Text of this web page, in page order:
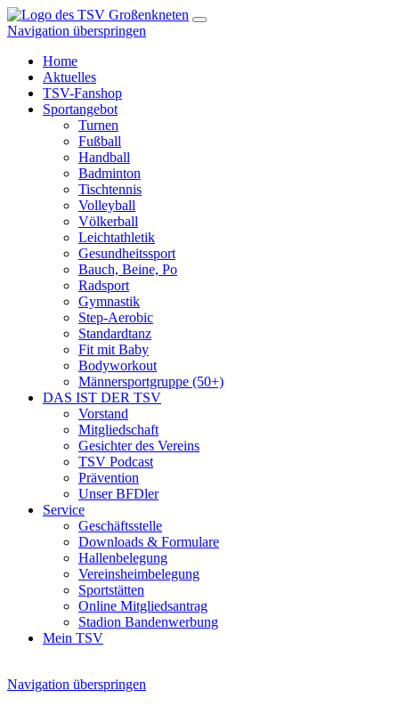
Navigation überspringen
Home
Aktuelles
TSV-Fanshop
Sportangebot
Turnen
Fußball
Handball
Badminton
Tischtennis
Volleyball
Völkerball
Leichtathletik
Gesundheitssport
Bauch, Beine, Po
Radsport
Gymnastik
Step-Aerobic
Standardtanz
Fit mit Baby
Bodyworkout
Männersportgruppe (50+)
DAS IST DER TSV
Vorstand
Mitgliedschaft
Gesichter des Vereins
TSV Podcast
Prävention
Unser BFDler
Service
Geschäftsstelle
Downloads & Formulare
Hallenbelegung
Vereinsheimbelegung
Sportstätten
Online Mitgliedsantrag
Stadion Bandenwerbung
Mein TSV
Navigation überspringen